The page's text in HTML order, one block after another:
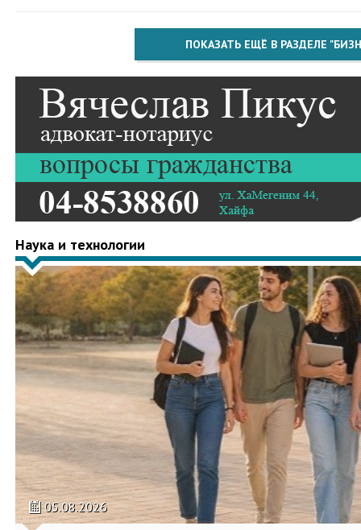
ПОКАЗАТЬ ЕЩЁ В РАЗДЕЛЕ
Наука и технологии
05.08.2026